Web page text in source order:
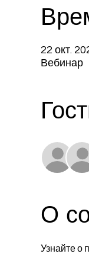
22 окт.
Вебинар
О
Узнайте о